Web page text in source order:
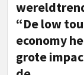
“De low
economy
grote